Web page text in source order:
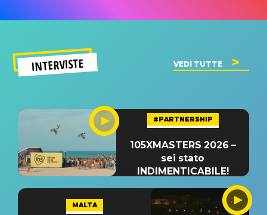
INTERVISTE VEDI TUTTE
#PARTNERSHIP
105XMASTERS 2026 –
sei stato
INDIMENTICABILE!
MALTA